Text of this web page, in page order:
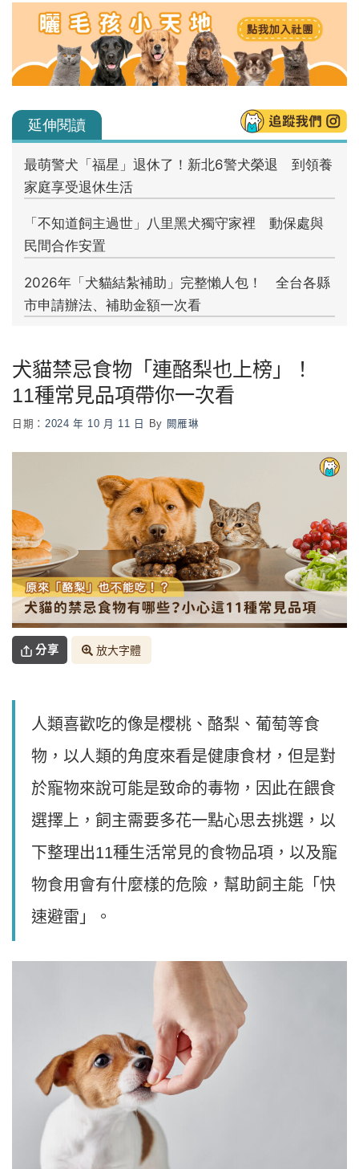
犬貓禁忌食物「連酪梨也上榜」！
11種常見品項帶你一次看
日期： 2024 年 10 月 11 日 By 闕雁琳
分享 放大字體
人類喜歡吃的像是櫻桃、酪梨、葡萄等食
物，以人類的角度來看是健康食材，但是對
於寵物來說可能是致命的毒物，因此在餵食
選擇上，飼主需要多花一點心思去挑選，以
下整理出11種生活常見的食物品項，以及寵
物食用會有什麼樣的危險，幫助飼主能「快
速避雷」。